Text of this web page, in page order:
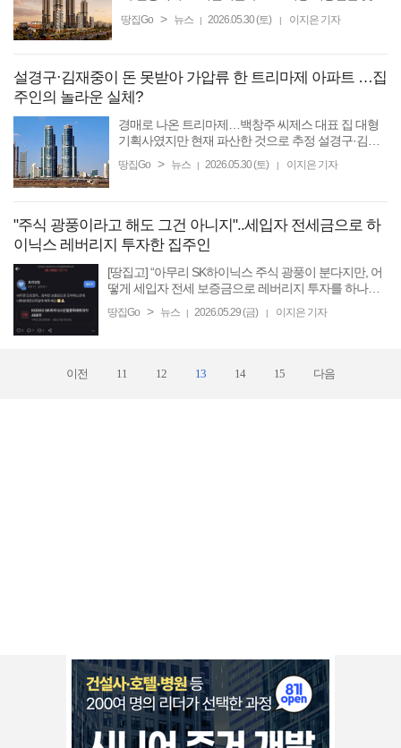
이어 5구역까지 시공하기로 하면서, 압구정 일대가
땅집Go > 뉴스 | 2026.05.30 (토) | 이지은 기자
설경구·김재중이 돈 못받아 가압류 한 트리마제 아파트 …집
주인의 놀라운 실체?
경매로 나온 트리마제…백창주 씨제스 대표 집 대형
기획사였지만 현재 파산한 것으로 추정 설경구·김재
성수동 일대 대표 고가 주상복합으로 통하는 ‘트리마
땅집Go > 뉴스 | 2026.05.30 (토) | 이지은 기자
"주식 광풍이라고 해도 그건 아니지"..세입자 전세금으로 하
이닉스 레버리지 투자한 집주인
[땅집고] “아무리 SK하이닉스 주식 광풍이 분다지만, 어
떻게 세입자 전세 보증금으로 레버리지 투자를 하나요?
주가가 매일 사상 최고치를 경신하고 있다. 지난해 ...
땅집Go > 뉴스 | 2026.05.29 (금) | 이지은 기자
이전 11 12 13 14 15 다음